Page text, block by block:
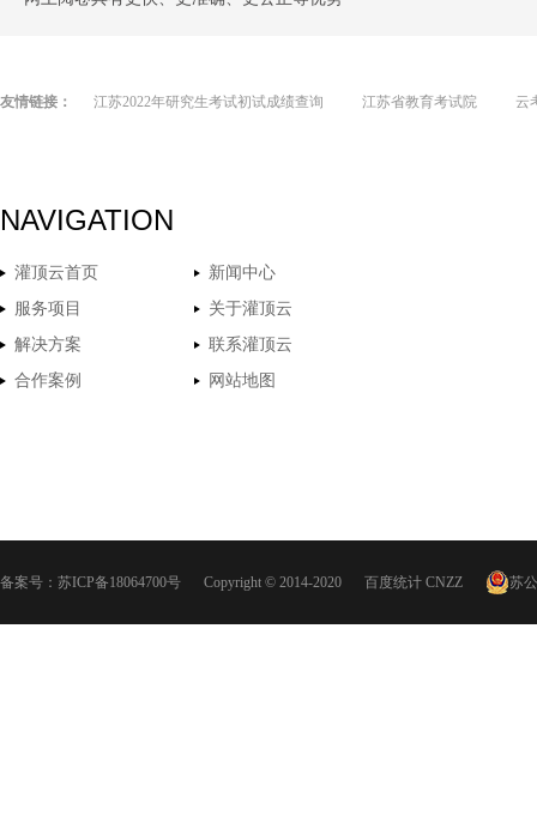
友情链接： 江苏2022年研究生考试初试成绩查询 江苏省教育考试院 云
NAVIGATION
灌顶云首页
新闻中心
服务项目
关于灌顶云
解决方案
联系灌顶云
合作案例
网站地图
备案号： 苏ICP备18064700号 Copyright © 2014-2020 百度统计 CNZZ 苏